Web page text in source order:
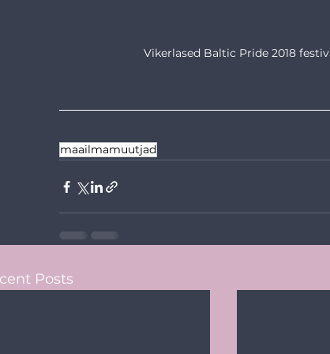
Vikerlased Baltic Pride 2018
maailmamuutjad
Posts